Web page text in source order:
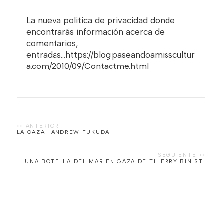
La nueva politica de privacidad donde
encontrarás información acerca de
comentarios,
entradas...https://blog.paseandoamisscultur
a.com/2010/09/Contactme.html
LA CAZA- ANDREW FUKUDA
UNA BOTELLA DEL MAR EN GAZA DE THIERRY BINISTI